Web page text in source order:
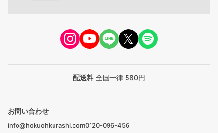
配送料 全国一律 580円
お問い合わせ
info@hokuohkurashi.com0120-096-456